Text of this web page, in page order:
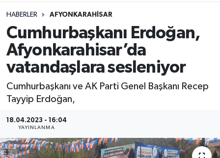
HABERLER AFYONKARAHİSAR
Cumhurbaşkanı Erdoğan,
Afyonkarahisar’da
vatandaşlara sesleniyor
Cumhurbaşkanı ve AK Parti Genel Başkanı Recep
Tayyip Erdoğan,
18.04.2023 - 16:04
YAYINLANMA